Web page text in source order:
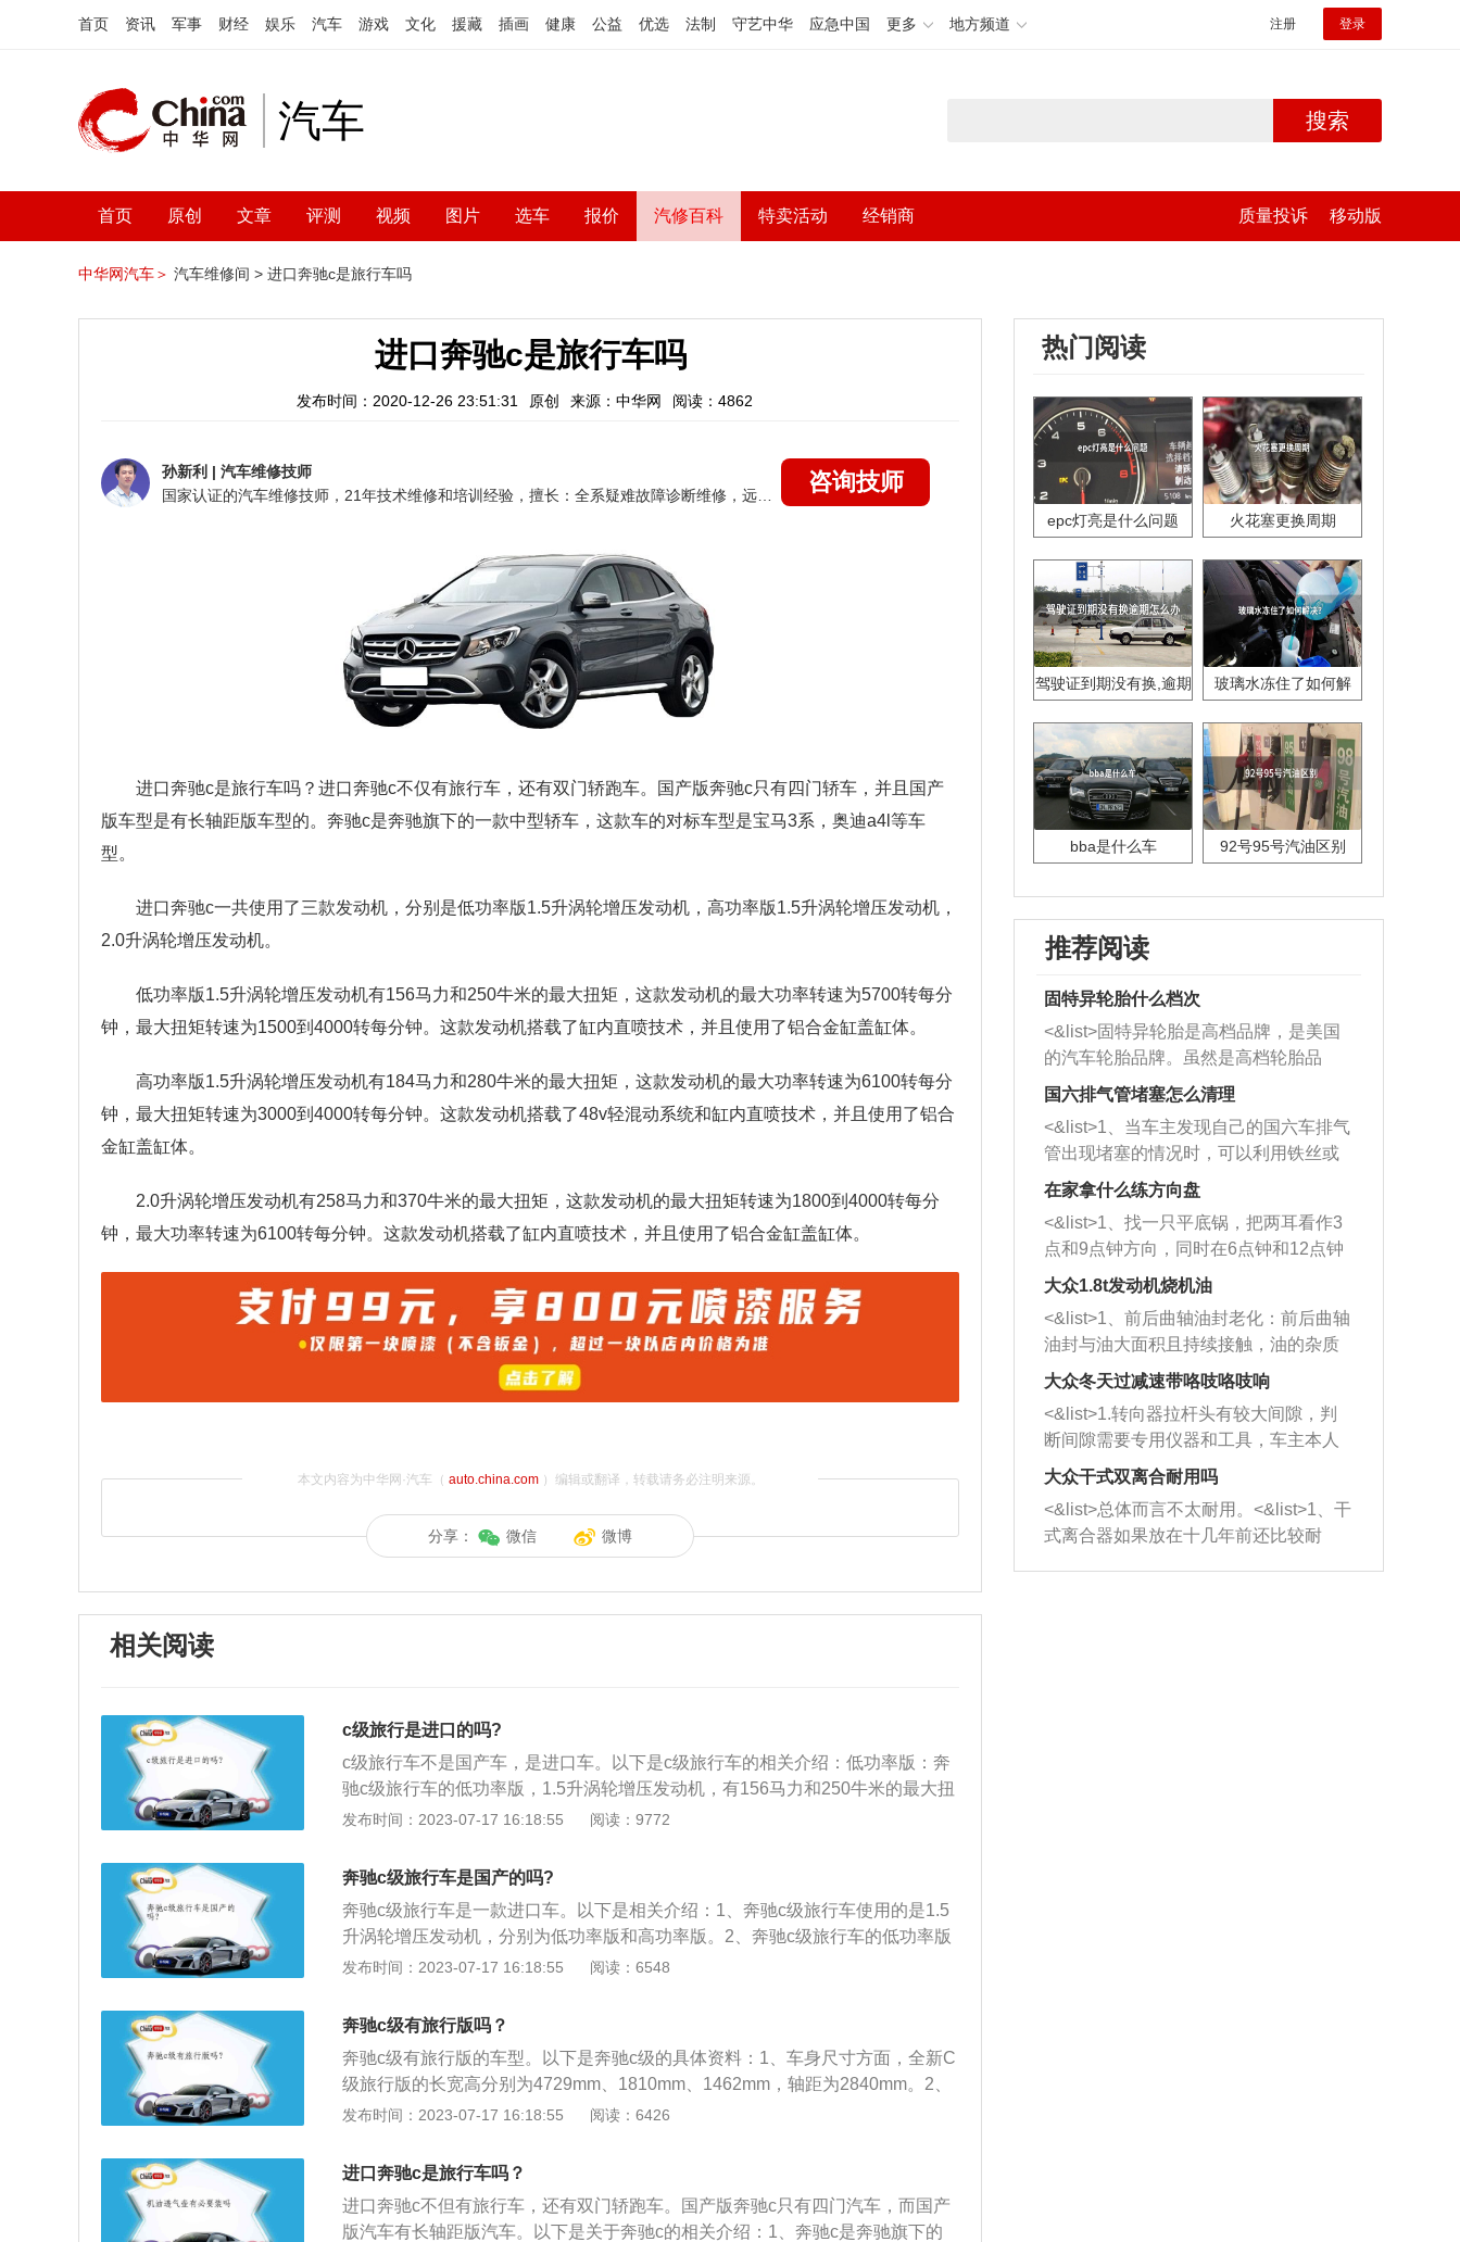
首页 资讯 军事 财经 娱乐 汽车 游戏 文化 援藏 插画 健康 公益 优选 法制 守艺中华 应急中国 更多 地方频道 注册 登录
汽车 搜索
首页 原创 文章 评测 视频 图片 选车 报价 汽修百科 特卖活动 经销商 质量投诉 移动版
中华网汽车＞ 汽车维修间 > 进口奔驰c是旅行车吗
进口奔驰c是旅行车吗
发布时间：2020-12-26 23:51:31 原创 来源：中华网 阅读：4862
孙新利 | 汽车维修技师
咨询技师
进口奔驰c是旅行车吗？ 进口奔驰c不仅有旅行车，还有双门轿跑车。国产版奔驰c只有四门轿车，并且国产
版车型是有长轴距版车型的。奔驰c是奔驰旗下的一款中型轿车，这款车的对标车型是宝马3系，奥迪a4l等车
型。
进口奔驰c一共使用了三款发动机，分别是低功率版1.5升涡轮增压发动机，高功率版1.5升涡轮增压发动机，
2.0升涡轮增压发动机。
低功率版1.5升涡轮增压发动机有156马力和250牛米的最大扭矩，这款发动机的最大功率转速为5700转每分
钟，最大扭矩转速为1500到4000转每分钟。这款发动机搭载了缸内直喷技术，并且使用了铝合金缸盖缸体。
高功率版1.5升涡轮增压发动机有184马力和280牛米的最大扭矩，这款发动机的最大功率转速为6100转每分
钟，最大扭矩转速为3000到4000转每分钟。这款发动机搭载了48v轻混动系统和缸内直喷技术，并且使用了铝合
金缸盖缸体。
2.0升涡轮增压发动机有258马力和370牛米的最大扭矩，这款发动机的最大扭矩转速为1800到4000转每分
钟，最大功率转速为6100转每分钟。这款发动机搭载了缸内直喷技术，并且使用了铝合金缸盖缸体。
本文内容为中华网·汽车（ auto.china.com）编辑或翻译，转载请务必注明来源。
分享： 微信 微博
相关阅读
c级旅行是进口的吗?
c级旅行车不是国产车，是进口车。以下是c级旅行车的相关介绍：低功率版：奔
驰c级旅行车的低功率版，1.5升涡轮增压发动机，有156马力和250牛米的最大扭
矩，这款发动机可以在1500转输出最大扭矩，并且能够持续到4000转每分钟。这
术，并且使用了铝合金缸盖缸体。与这款发动机匹配的是9at变速箱。高功率版：
奔驰c级旅行车的高功率版，1.5升涡轮增压发动机最大功率为135kw，最大扭矩
为280牛米，这款发动机可以在3000转时输出最大扭矩，并且能够持续到4000转
每分钟。这款发动机可以在6100转每分钟时输出最大功率。
发布时间：2023-07-17 16:18:55 阅读：9772
奔驰c级旅行车是国产的吗?
奔驰c级旅行车是一款进口车。以下是相关介绍：1、奔驰c级旅行车使用的是1.5
升涡轮增压发动机，分别为低功率版和高功率版。2、奔驰c级旅行车的低功率版
1.5升涡轮增压发动机有156马力和250牛米的最大扭矩，这款发动机可以在1500
钟时输出最大功率。这款发动机搭载了缸内直喷技术，并且使用了铝合金缸盖缸
体。与这款发动机匹配的是9at变速箱。3、奔驰c级旅行车的高功率版1.5升涡轮
增压发动机最大功率为135kw，最大扭矩为280牛米，这款发动机可以在3000转
时输出最大扭矩，并且能够持续到4000转每分钟。这款发动机可以在6100转每分
钟时输出最大功率。这款发动机搭载了48v轻混动系统，并且使用了铝合金缸盖
杆独立悬架，后悬架也使用了多连杆独立悬架。
发布时间：2023-07-17 16:18:55 阅读：6548
奔驰c级有旅行版吗？
奔驰c级有旅行版的车型。以下是奔驰c级的具体资料：1、车身尺寸方面，全新C
级旅行版的长宽高分别为4729mm、1810mm、1462mm，轴距为2840mm。2、
这款旅行版的汽车亮点就是汽车尾部的设计，修长的车身和经典的车窗造型比较
奔驰c级旅行版采用几何多光束LED技术的大灯，可以不断计算出理想的光线图
像，从而全方位地提供精确的高亮度道路照明，同时还可避免对其他车辆驾驶员
造成不必要的炫目。
发布时间：2023-07-17 16:18:55 阅读：6426
进口奔驰c是旅行车吗？
进口奔驰c不但有旅行车，还有双门轿跑车。国产版奔驰c只有四门汽车，而国产
版汽车有长轴距版汽车。以下是关于奔驰c的相关介绍：1、奔驰c是奔驰旗下的
热门阅读
epc灯亮是什么问题 火花塞更换周期
驾驶证到期没有换,逾期
玻璃水冻住了如何解
bba是什么车 92号95号汽油区别
推荐阅读
固特异轮胎什么档次
<&list>固特异轮胎是高档品牌，是美国
的汽车轮胎品牌。虽然是高档轮胎品
牌，但是中高低端的轮胎都有生产，这
也是为了更好的开拓市场。
国六排气管堵塞怎么清理
<&list>1、当车主发现自己的国六车排气
管出现堵塞的情况时，可以利用铁丝或
者是细棍，直接将杂物给取出来，如果
堵塞情况比较严重，也可以采取应急措
施。 <&list>2、直接利用木棍将所有的
杂物推到排气管里面的位置处，然后将
三元催化器拆解开，就可以将堵塞的东
西取出来。但如果是因为积碳过多引起
的堵塞，就需要将三元催化器泡在草酸
洗剂对堵塞的情况得到解决，将清洗剂
放在燃油箱中，与燃油混合后，车辆启
动时，就可以和汽油一起进入到燃烧
室，最后形成废气排出，就可以让三元
催化器得到清洗，排气管堵塞的情况就
能够得到解决。
在家拿什么练方向盘
<&list>1、找一只平底锅，把两耳看作3
点和9点钟方向，同时在6点钟和12点钟
方向做一个标记。 <&list>2、双手握住
一圈半的练习，往右同样也要打相同的
圈数。 <&list>3、最后强调要反复练
习，这样就可以形成肌肉记忆，在真实
驾驶车辆时，不需要记忆也能打好方
向。
大众1.8t发动机烧机油
<&list>1、前后曲轴油封老化：前后曲轴
油封与油大面积且持续接触，油的杂质
和发动机内持续温度变化使其密封效果
逐渐减弱，导致渗油或漏油。<&list>2、
活塞间隙过大：积碳会使活塞环与缸体
的间隙扩大，导致机油流入燃烧室中，
造成烧机油。<&list>3、机油粘度。使用
机油粘度过小的话，同样会有烧机油现
象，机油粘度过小具有很好的流动性，
大众冬天过减速带咯吱咯吱响
<&list>1.转向器拉杆头有较大间隙，判
断间隙需要专用仪器和工具，车主本人
无法制作，需要将车辆送到修理厂或4s
店；<&list>2.车辆半轴套管防尘罩破
裂，破裂后会出现漏油现象，使半轴磨
损严重，磨损的半轴容易损坏，产生异
响；<&list>3.稳定器的转向胶套和球头
大众干式双离合耐用吗
<&list>总体而言不太耐用。<&list>1、干
式离合器如果放在十几年前还比较耐